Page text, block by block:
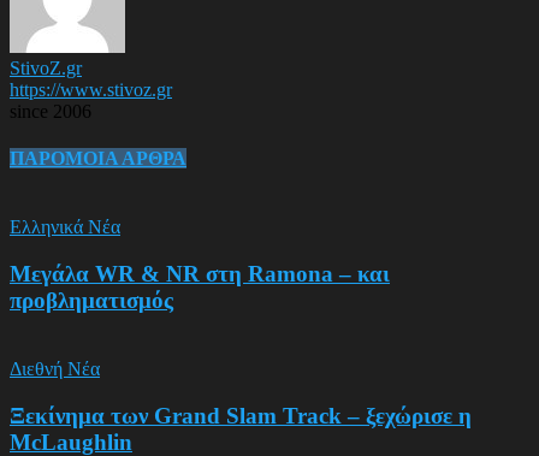
StivoZ.gr
https://www.stivoz.gr
since 2006
ΠΑΡΟΜΟΙΑ ΑΡΘΡΑ
Ελληνικά Νέα
Μεγάλα WR & NR στη Ramona – και
προβληματισμός
Διεθνή Νέα
Ξεκίνημα των Grand Slam Track – ξεχώρισε η
McLaughlin